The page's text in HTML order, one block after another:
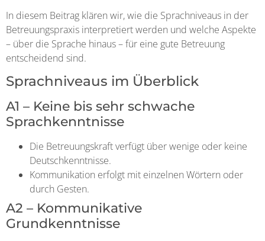
In diesem Beitrag klären wir, wie die Sprachniveaus in der
Betreuungspraxis interpretiert werden und welche Aspekte
– über die Sprache hinaus – für eine gute Betreuung
entscheidend sind.
Sprachniveaus im Überblick
A1 – Keine bis sehr schwache
Sprachkenntnisse
Die Betreuungskraft verfügt über wenige oder keine
Deutschkenntnisse.
Kommunikation erfolgt mit einzelnen Wörtern oder
durch Gesten.
A2 – Kommunikative
Grundkenntnisse